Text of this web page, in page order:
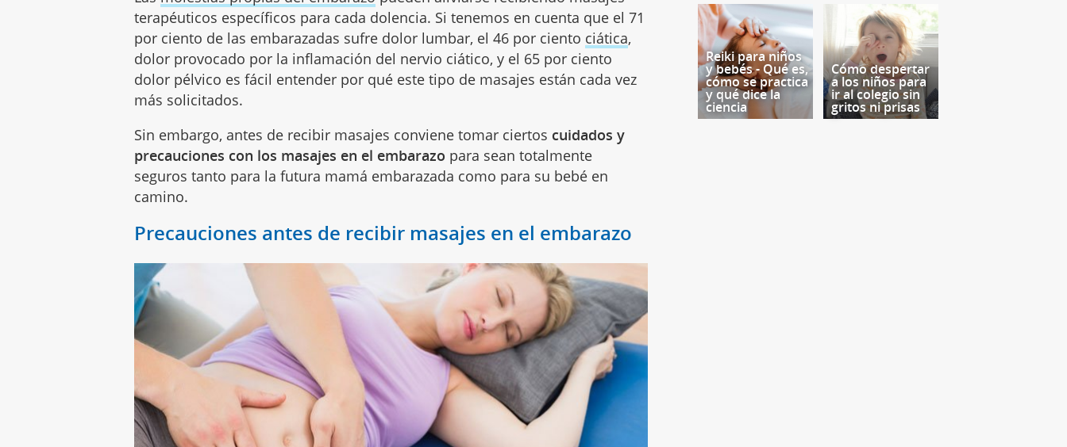
terapéuticos específicos para cada dolencia. Si tenemos en cuenta que el 71
por ciento de las embarazadas sufre dolor lumbar, el 46 por ciento ciática,
dolor provocado por la inflamación del nervio ciático, y el 65 por ciento
dolor pélvico es fácil entender por qué este tipo de masajes están cada vez
más solicitados.
Sin embargo, antes de recibir masajes conviene tomar ciertos cuidados y
precauciones con los masajes en el embarazo para sean totalmente
seguros tanto para la futura mamá embarazada como para su bebé en
camino.
Precauciones antes de recibir masajes en el embarazo
Reiki para niños
y bebés - Qué es,
cómo se practica
y qué dice la
ciencia
Cómo despertar
a los niños para
ir al colegio sin
gritos ni prisas